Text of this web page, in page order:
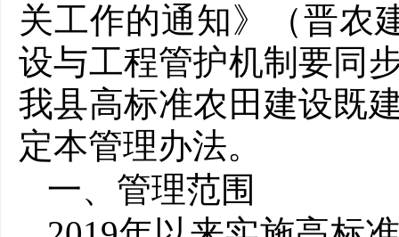
关工作的通知》（晋农
设与工程管护机制要同
我县高标准农田建设既
定本管理办法。
一、管理范围